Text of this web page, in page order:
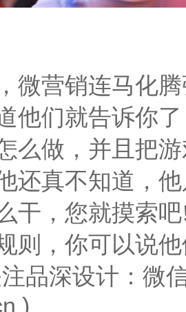
营销连马化腾
他们就告诉你
么做，并且把
还真不知道，
干，您就摸索
则，你可以说
品深设计：微
)